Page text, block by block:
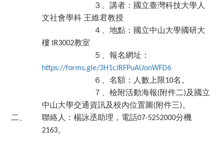
３、講者：國立臺灣科技大學人
文社會學科 王維君教授
４、地點：國立中山大學國研大
樓 IR3002教室
５、報名網址：
https://forms.gle/3H1cJRFPuAUonWFD6
６、名額：人數上限10名。
７、檢附活動海報(附件二)及國立
中山大學交通資訊及校內位置圖 (附件三)。
二、
聯絡人：楊詠丞助理，電話07-5252000分機
2163。